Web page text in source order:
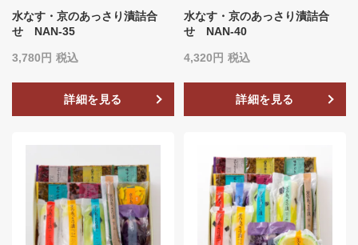
水なす・京のあっさり漬詰合
せ NAN-35
3,780 税込
詳細を見る
水なす・京のあっさり漬詰合
せ NAN-40
4,320 税込
詳細を見る